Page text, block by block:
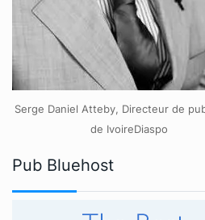
Serge Daniel Atteby, Directeur de
de IvoireDiaspo
Pub Bluehost